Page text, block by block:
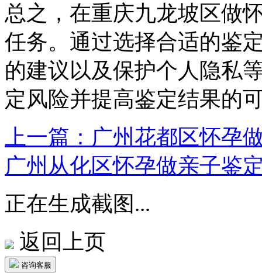
总之，在重庆九龙坡区做
任务。通过选择合适的鉴
的建议以及保护个人隐私
定风险并提高鉴定结果的
上一篇：广州花都区怀孕
广州从化区怀孕做亲子鉴
正在生成截图...
返回上页
咨询客服